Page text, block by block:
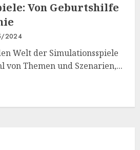
Von Geburtshilfe
2024
Welt der Simulationsspiele
von Themen und Szenarien,...